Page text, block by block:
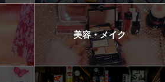
美容・メイク